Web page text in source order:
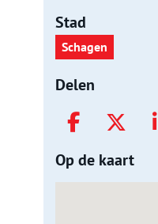
Stad
Schagen
Delen
Op de kaart